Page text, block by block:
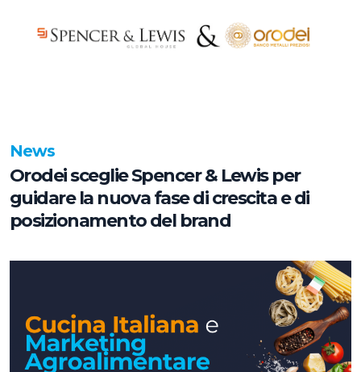
News
Orodei sceglie Spencer & Lewis per
guidare la nuova fase di crescita e di
posizionamento del brand